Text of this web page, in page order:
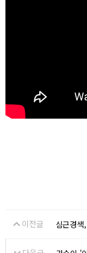
이전글 심근경